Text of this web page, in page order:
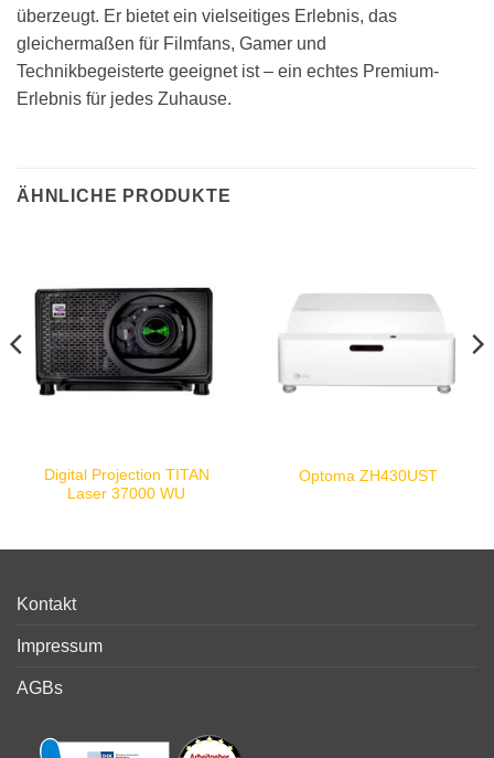
überzeugt. Er bietet ein vielseitiges Erlebnis, das
gleichermaßen für Filmfans, Gamer und
Technikbegeisterte geeignet ist – ein echtes Premium-
Erlebnis für jedes Zuhause.
ÄHNLICHE PRODUKTE
Digital Projection TITAN
Laser 37000 WU
Optoma ZH430UST
Kontakt
Impressum
AGBs